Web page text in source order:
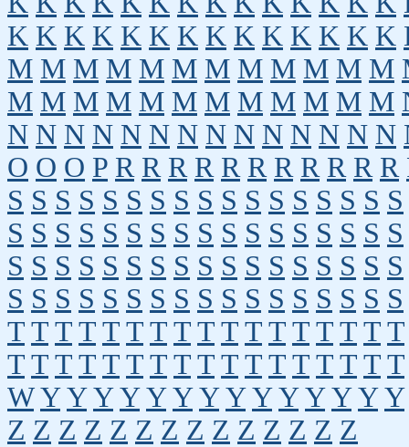
K K K K K K K K K K K K K K
M M M M M M M M M M M M
M M M M M M M M M M M M
N N N N N N N N N N N N N N
O O O P R R R R R R R R R R R
S S S S S S S S S S S S S S S S S
S S S S S S S S S S S S S S S S S
S S S S S S S S S S S S S S S S S
S S S S S S S S S S S S S S S S S
T T T T T T T T T T T T T T T T T
T T T T T T T T T T T T T T T T T
W Y Y Y Y Y Y Y Y Y Y Y Y Y Y
Z Z Z Z Z Z Z Z Z Z Z Z Z Z